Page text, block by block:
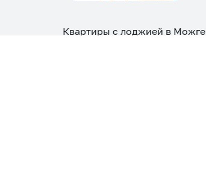
Квартиры с лоджией в Можге